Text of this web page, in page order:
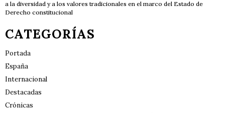
a la diversidad y a los valores tradicionales en el marco del Estado de
Derecho constitucional
CATEGORÍAS
Portada
España
Internacional
Destacadas
Crónicas